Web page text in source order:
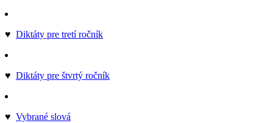
♥ Diktáty pre tretí ročník
♥ Diktáty pre štvrtý ročník
♥ Vybrané slová